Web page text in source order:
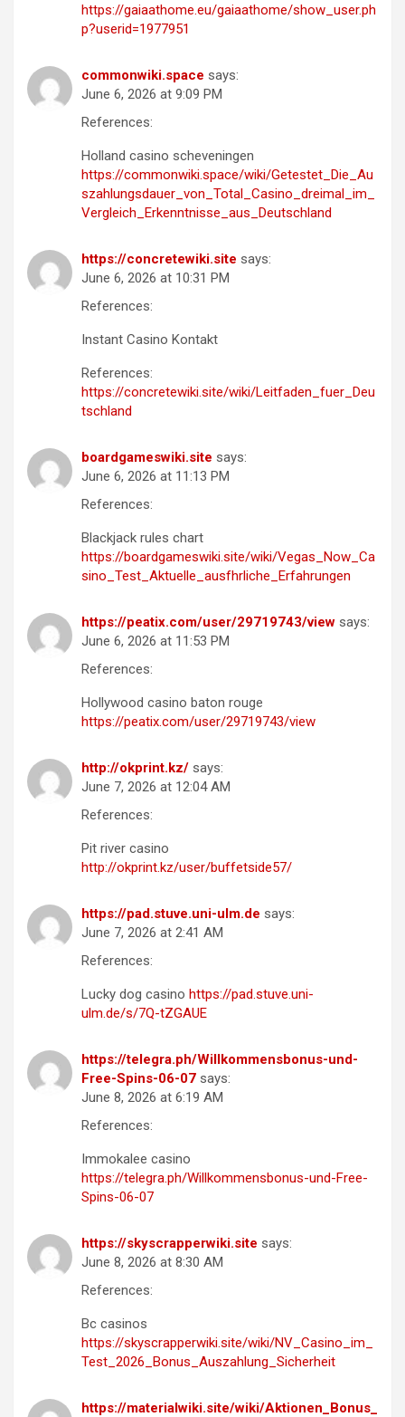
https://gaiaathome.eu/gaiaathome/show_user.ph
p?userid=1977951
commonwiki.space says:
June 6, 2026 at 9:09 PM
References:
Holland casino scheveningen
https://commonwiki.space/wiki/Getestet_Die_Au
szahlungsdauer_von_Total_Casino_dreimal_im_
Vergleich_Erkenntnisse_aus_Deutschland
https://concretewiki.site says:
June 6, 2026 at 10:31 PM
References:
Instant Casino Kontakt
References:
https://concretewiki.site/wiki/Leitfaden_fuer_Deu
tschland
boardgameswiki.site says:
June 6, 2026 at 11:13 PM
References:
Blackjack rules chart
https://boardgameswiki.site/wiki/Vegas_Now_Ca
sino_Test_Aktuelle_ausfhrliche_Erfahrungen
https://peatix.com/user/29719743/view says:
June 6, 2026 at 11:53 PM
References:
Hollywood casino baton rouge
https://peatix.com/user/29719743/view
http://okprint.kz/ says:
June 7, 2026 at 12:04 AM
References:
Pit river casino
http://okprint.kz/user/buffetside57/
https://pad.stuve.uni-ulm.de says:
June 7, 2026 at 2:41 AM
References:
Lucky dog casino https://pad.stuve.uni-
ulm.de/s/7Q-tZGAUE
https://telegra.ph/Willkommensbonus-und-
Free-Spins-06-07 says:
June 8, 2026 at 6:19 AM
References:
Immokalee casino
https://telegra.ph/Willkommensbonus-und-Free-
Spins-06-07
https://skyscrapperwiki.site says:
June 8, 2026 at 8:30 AM
References:
Bc casinos
https://skyscrapperwiki.site/wiki/NV_Casino_im_
Test_2026_Bonus_Auszahlung_Sicherheit
https://materialwiki.site/wiki/Aktionen_Bonus_